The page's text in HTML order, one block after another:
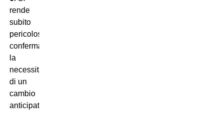
rende
subito
pericoloso,
confermando
la
necessità
di un
cambio
anticipato).